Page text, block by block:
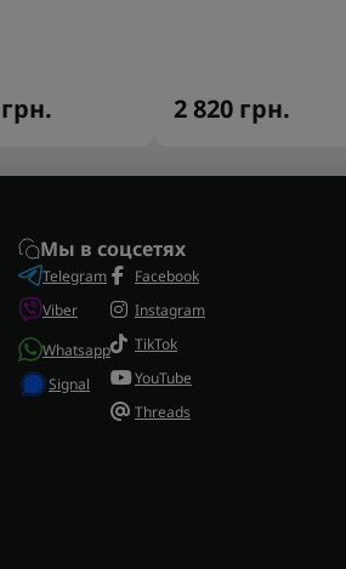
2 820 грн.
Мы в соцсетях
Telegram
Viber
Whatsapp
Signal
Facebook
Instagram
TikTok
YouTube
Threads